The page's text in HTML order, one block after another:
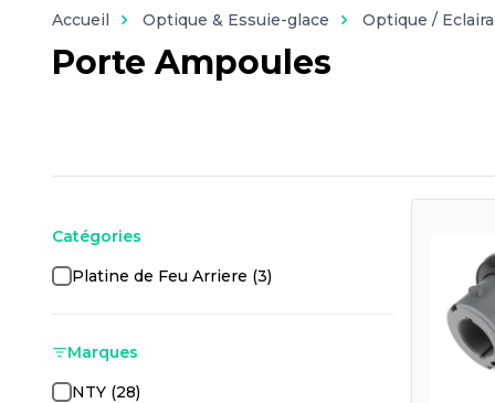
Accueil Optique & Essuie-glace Optique /
Porte Ampoules
Catégories
Platine de Feu Arriere (3)
Marques
NTY (28)